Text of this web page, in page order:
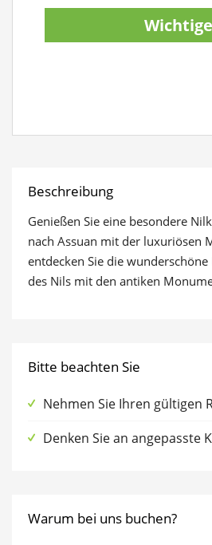
Wichtige
Beschreibung
Genießen Sie eine besondere
nach Assuan mit der luxuriösen
entdecken Sie die
des Nils mit den antiken
Bitte beachten Sie
Nehmen Sie Ihren gültigen
Denken Sie an angepasste
Warum bei uns buchen?